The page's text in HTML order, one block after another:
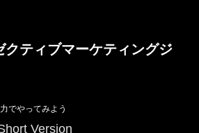
通知設定
クティブマーケティングジ
でやってみよう
Version
画像のアップロードが必要です